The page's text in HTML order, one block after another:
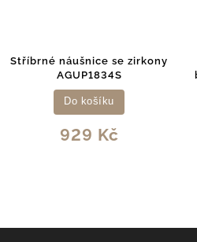
Stříbrné náušnice se zirkony
AGUP1834S
929 Kč
Do košíku